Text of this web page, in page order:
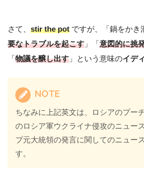
さて、 stir the pot ですが、「鍋をか
要なトラブルを起こす 」「意図的に挑
「物議を醸し出す 」という意味のイデ
NOTE
ちなみに上記英文は、ロシアのプー
のロシア軍ウクライナ侵攻のニュー
プ元大統領の発言に関してのニュー
す。